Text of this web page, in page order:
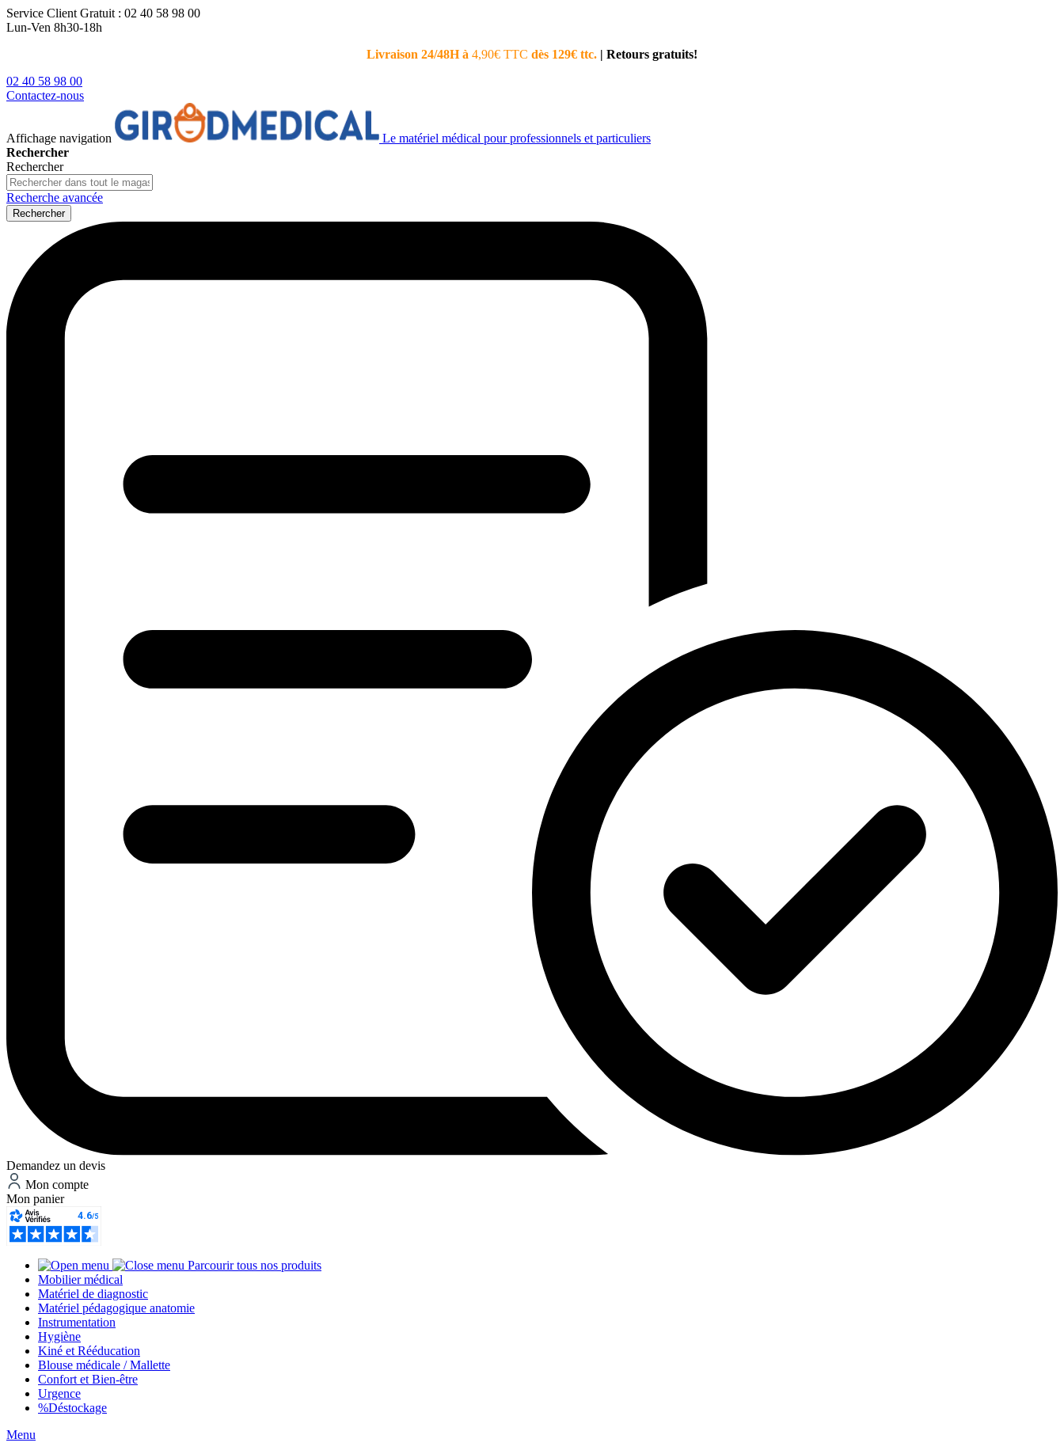
Service Client Gratuit : 02 40 58 98 00
Lun-Ven 8h30-18h
Livraison 24/48H à 4,90€ TTC dès 129€ ttc. | Retours gratuits!
02 40 58 98 00
Contactez-nous
Affichage navigation
Le matériel médical pour professionnels et particuliers
Rechercher
Rechercher
Recherche avancée
Rechercher
Demandez un devis
Mon compte
Mon panier
Parcourir tous nos produits
Mobilier médical
Matériel de diagnostic
Matériel pédagogique anatomie
Instrumentation
Hygiène
Kiné et Rééducation
Blouse médicale / Mallette
Confort et Bien-être
Urgence
%Déstockage
Menu